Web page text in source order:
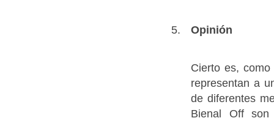
Opinión
Cierto es,
representan a
de diferentes
Bienal Off son